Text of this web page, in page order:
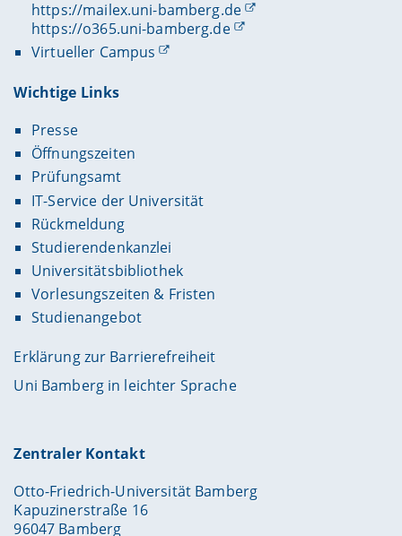
https://mailex.uni-bamberg.de
https://o365.uni-bamberg.de
Virtueller Campus
Wichtige Links
Presse
Öffnungszeiten
Prüfungsamt
IT-Service der Universität
Rückmeldung
Studierendenkanzlei
Universitätsbibliothek
Vorlesungszeiten & Fristen
Studienangebot
Erklärung zur Barrierefreiheit
Uni Bamberg in leichter Sprache
Zentraler Kontakt
Otto-Friedrich-Universität Bamberg
Kapuzinerstraße 16
96047 Bamberg